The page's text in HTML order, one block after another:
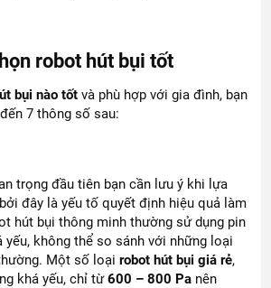
robot hút bụi tốt
bụi nào tốt và phù hợp với gia đình, bạn
7 thông số sau:
trọng đầu tiên bạn cần lưu ý khi lựa
đây là yếu tố quyết định hiệu quả làm
hút bụi thông minh thường sử dụng pin
yếu, không thể so sánh với những loại
Một số loạirobot hút bụi giá rẻ,
khá yếu, chỉ từ600 – 800 Pa nên